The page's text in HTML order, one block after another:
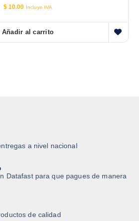
$10.00 Incluye IVA
Añadir al carrito
a nivel nacional
Datafast para que pagues de manera
de calidad